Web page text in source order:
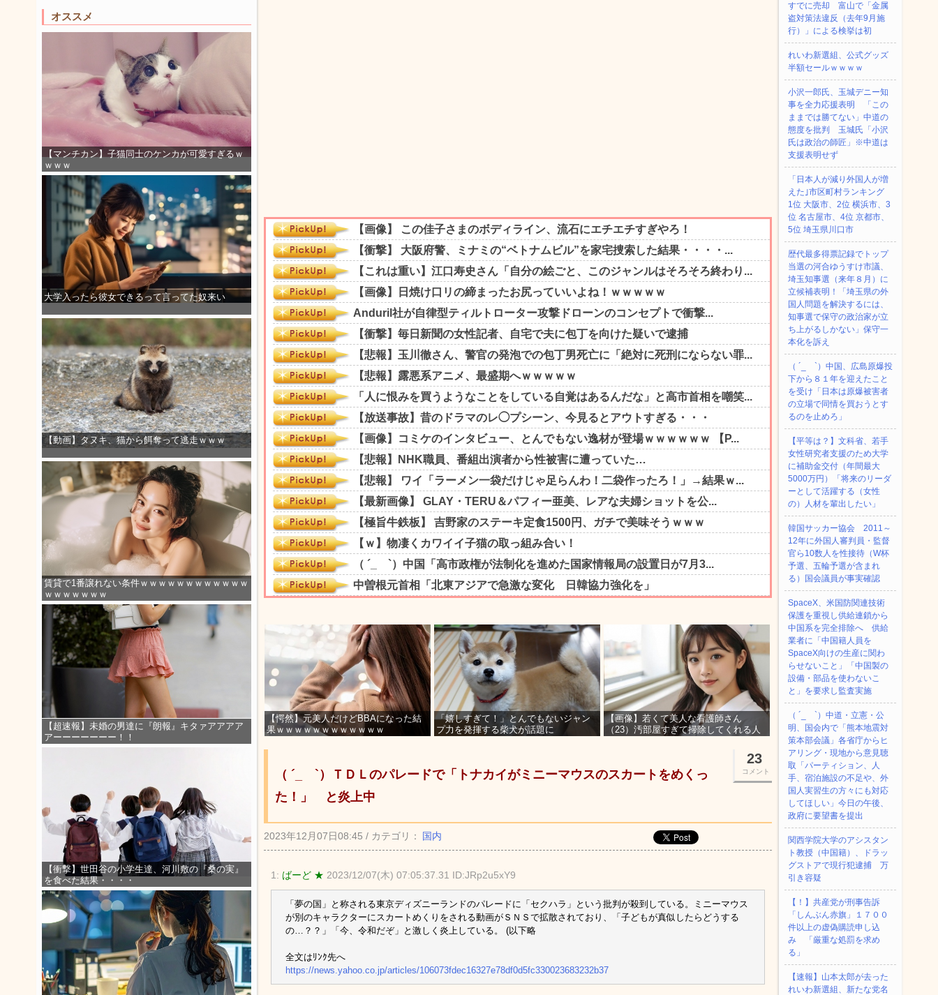
オススメ
【マンチカン】子猫同士のケンカが可愛すぎるｗ
ｗｗｗ
大学入ったら彼女できるって言ってた奴来い
【動画】タヌキ、猫から餌奪って逃走ｗｗｗ
賃貸で1番譲れない条件ｗｗｗｗｗｗｗｗｗｗｗｗ
ｗｗｗｗｗｗｗ
【超速報】未婚の男達に『朗報』キタァアアアア
アーーーーーーー！！
【衝撃】世田谷の小学生達、河川敷の『桑の実』
を食べた結果・・・・
【愕然】元美人だけどBBAになった結
果ｗｗｗｗｗｗｗｗｗｗｗｗ
「嬉しすぎて！」とんでもないジャン
プ力を発揮する柴犬が話題に
【画像】若くて美人な看護師さん
（23）汚部屋すぎて掃除してくれる人
23
コメント
（ ´_ゝ`）ＴＤＬのパレードで「トナカイがミニーマウスのスカートをめくっ
た！」 と炎上中
2023年12月07日08:45 / カテゴリ： 国内
1: ばーど ★ 2023/12/07(木) 07:05:37.31 ID:JRp2u5xY9
「夢の国」と称される東京ディズニーランドのパレードに「セクハラ」という批判が殺到している。ミニーマウス
が別のキャラクターにスカートめくりをされる動画がＳＮＳで拡散されており、「子どもが真似したらどうする
の…？？」「今、令和だぞ」と激しく炎上している。 (以下略
全文はﾘﾝｸ先へ
https://news.yahoo.co.jp/articles/106073fdec16327e78df0d5fc330023683232b37
すでに売却 富山で「金属
盗対策法違反（去年9月施
行）」による検挙は初
れいわ新選組、公式グッズ
半額セールｗｗｗｗ
小沢一郎氏、玉城デニー知
事を全力応援表明 「この
ままでは勝てない」中道の
態度を批判 玉城氏「小沢
氏は政治の師匠」※中道は
支援表明せず
「日本人が減り外国人が増
えた｣市区町村ランキング
1位 大阪市、2位 横浜市、3
位 名古屋市、4位 京都市、
5位 埼玉県川口市
歴代最多得票記録でトップ
当選の河合ゆうすけ市議、
埼玉知事選（来年８月）に
立候補表明！「埼玉県の外
国人問題を解決するには、
知事選で保守の政治家が立
ち上がるしかない」保守一
本化を訴え
（ ´_ゝ`）中国、広島原爆投
下から８１年を迎えたこと
を受け「日本は原爆被害者
の立場で同情を買おうとす
るのを止めろ」
【平等は？】文科省、若手
女性研究者支援のため大学
に補助金交付（年間最大
5000万円）「将来のリーダ
ーとして活躍する（女性
の）人材を輩出したい」
韓国サッカー協会 2011～
12年に外国人審判員・監督
官ら10数人を性接待（W杯
予選、五輪予選が含まれ
る）国会議員が事実確認
SpaceX、米国防関連技術
保護を重視し供給連鎖から
中国系を完全排除へ 供給
業者に「中国籍人員を
SpaceX向けの生産に関わ
らせないこと」「中国製の
設備・部品を使わないこ
と」を要求し監査実施
（ ´_ゝ`）中道・立憲・公
明、国会内で「熊本地震対
策本部会議」各省庁からヒ
アリング・現地から意見聴
取「パーティション、人
手、宿泊施設の不足や、外
国人実習生の方々にも対応
してほしい」今日の午後、
政府に要望書を提出
関西学院大学のアシスタン
ト教授（中国籍）、ドラッ
グストアで現行犯逮捕 万
引き容疑
【！】共産党が刑事告訴
「しんぶん赤旗」１７００
件以上の虚偽購読申し込
み 「厳重な処罰を求め
る」
【速報】山本太郎が去った
れいわ新選組、新たな党名